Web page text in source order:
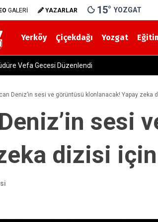
GALERİ YAZARLAR 15° YOZGAT
Yerköy Çiçekdağı Yozgat
Yozgat-Yerköy Yolunda Korkutan
Deniz’in sesi ve görüntüsü klonlanacak! Yapay zeka
sesi
dizisi